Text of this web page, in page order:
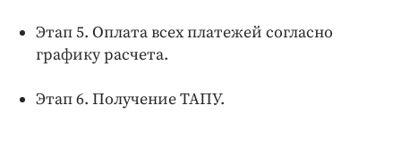
Этап 5. Оплата всех платежей согласно
графику расчета.
Этап 6. Получение ТАПУ.